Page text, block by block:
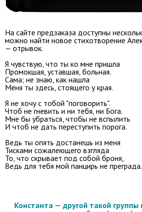
На сайте предзаказа доступны
можно найти новое стихотворение
— отрывок.
Я чувствую, что ты ко мне пришла
Промокшая, уставшая, больная.
Сама; не знаю, как нашла
Меня ты здесь, стоящего у края.
Я не хочу с тобой "поговорить".
Чтоб не гневить и ни тебя, ни Бога.
Мне бы убраться, чтобы не вспылить
И чтоб не дать переступить порога.
Ведь ты опять достанешь из меня
Тисками сожалеющего взгляда
То, что скрывает под собой броня,
Ведь для тебя мой панцирь не преграда.
Константа — другой такой группы